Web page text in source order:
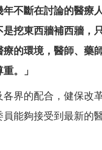
不斷在討論的醫療
挖東西牆補西牆，
的環境，醫師、藥
。」
界的配合，健保改
能夠接受到最新的